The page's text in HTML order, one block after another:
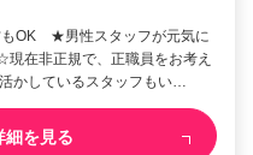
もOK ★男性スタッフが元気に
在非正規で、正職員をお考え
かしているスタッフもい…
細を見る